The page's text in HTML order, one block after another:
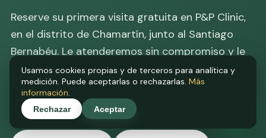
Reserve su primera visita gratuita en P&P Clinic,
en el distrito de Chamartín, junto al Santiago
Bernabéu. Le atenderemos sin compromiso y le
mostraremos su caso con claridad, siempre con
un equipo médico colegiado a su lado.
Usamos cookies propias y de terceros para analítica y
medición. Puede aceptarlas o rechazarlas. Más
información.
Rechazar Aceptar